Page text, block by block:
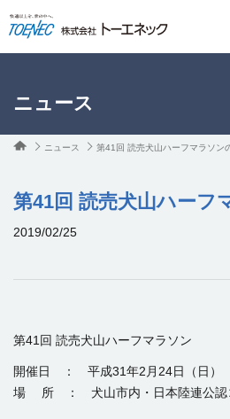
ニュース
ニュース 第41回 読売犬山ハーフマラソン
第41回 読売犬山ハーフ
2019/02/25
第41回 読売犬山ハーフマラソン
開催日 ： 平成31年2月24日（日）
場 所 ： 犬山市内・日本陸連公認